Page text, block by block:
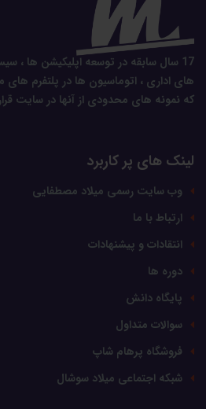
17 سال سابقه در توسعه اپلیکیشن ها ،
های اداری ، اتوماسیون ها در پلتفرم های
که نمونه های محدودی از آنها در سایت
لینک های پر کاربرد
وب سایت رسمی میلاد مصطفایی
ارتباط با ما
انتقادات و پیشنهادات
دوره ها
پایگاه دانش
سوالات متداول
فروشگاه پرهام شاپ
شبکه اجتماعی میلاد سوشال